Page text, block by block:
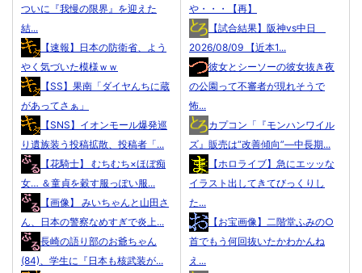
ついに『我慢の限界』を迎えた
結...
【速報】日本の防衛省、よう
やく気づいた模様ｗｗ
【SS】果南「ダイヤんちに蔵
があってさぁ」
【SNS】イオンモール爆発巡
り遺族装う投稿拡散、投稿者「...
【花騎士】 むちむち×ほぼ痴
女… ＆童貞を穀す服っぽい服...
【画像】 みいちゃんと山田さ
ん、日本の警察なめすぎで炎上...
長崎の語り部のお爺ちゃん
(84)、学生に『日本も核武装が...
や・・・【再】
【試合結果】阪神vs中日
2026/08/09 【近本1...
彼女とシーソーの彼女抜き夜
の公園って不審者が現れそうで
怖...
カプコン「『モンハンワイル
ズ』販売は“改善傾向”―中長期...
【ホロライブ】急にエッッな
イラスト出してきてびっくりし
た...
【お宝画像】二階堂ふみの○
首でもう何回抜いたかわかんね
え...